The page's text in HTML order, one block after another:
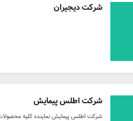
شرکت دیجیران
شرکت اطلس پیمایش